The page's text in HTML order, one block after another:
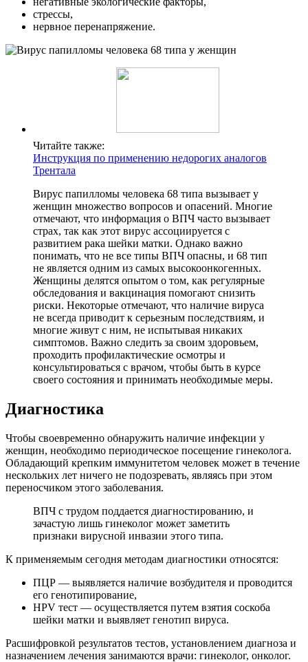
стрессы,
нервное перенапряжение.
Читайте также:
Инструкция по применению недорогих аналогов
Трентала
Вирус папилломы человека 68 типа вызывает у
женщин множество вопросов и опасений. Многие
отмечают, что информация о ВПЧ часто вызывает
страх, так как этот вирус ассоциируется с
развитием рака шейки матки. Однако важно
понимать, что не все типы ВПЧ опасны, и 68 тип
не является одним из самых высокоонкогенных.
Женщины делятся опытом о том, как регулярные
обследования и вакцинация помогают снизить
риски. Некоторые отмечают, что наличие вируса
не всегда приводит к серьезным последствиям, и
многие живут с ним, не испытывая никаких
симптомов. Важно следить за своим здоровьем,
проходить профилактические осмотры и
консультироваться с врачом, чтобы быть в курсе
своего состояния и принимать необходимые меры.
Диагностика
Чтобы своевременно обнаружить наличие инфекции у
женщин, необходимо периодическое посещение гинеколога.
Обладающий крепким иммунитетом человек может в течение
нескольких лет ничего не подозревать, являясь при этом
переносчиком этого заболевания.
ВПЧ с трудом поддается диагностированию, и
зачастую лишь гинеколог может заметить
признаки вирусной инвазии этого типа.
К применяемым сегодня методам диагностики относятся:
ПЦР — выявляется наличие возбудителя и проводится
его генотипирование,
HPV тест — осуществляется путем взятия соскоба
шейки матки и выявляет генотип вируса.
Расшифровкой результатов тестов, установлением диагноза и
назначением лечения занимаются врачи: гинеколог, онколог.